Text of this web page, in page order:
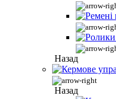
Назад
Назад